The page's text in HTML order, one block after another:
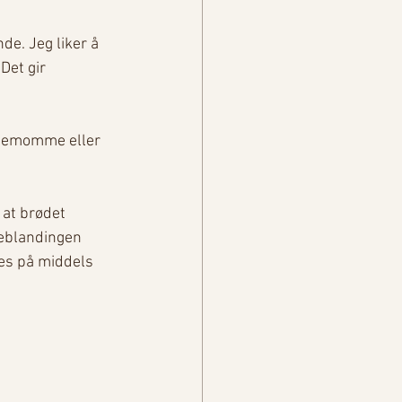
Jeg liker å
gir
eller
brødet
på middels